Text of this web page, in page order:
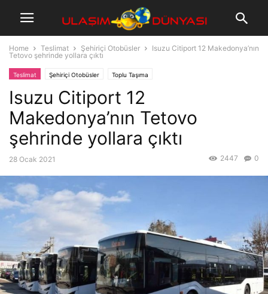
Home Teslimat Şehiriçi Otobüsler
Isuzu Citiport 12 Makedonya’nın
Tetovo şehrinde yollara çıktı
Teslimat Şehiriçi Otobüsler Toplu Taşıma
Isuzu Citiport 12
Makedonya’nın Tetovo
şehrinde yollara çıktı
28 Ocak 2021 0
2447